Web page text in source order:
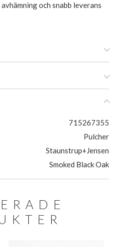
och snabb leverans
715267355
Pulcher
Staunstrup+Jensen
Smoked Black Oak